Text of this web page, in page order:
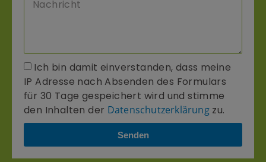
Ich bin damit einverstanden, dass meine
IP Adresse nach Absenden des Formulars
für 30 Tage gespeichert wird und stimme
den Inhalten der Datenschutzerklärungzu.
Senden